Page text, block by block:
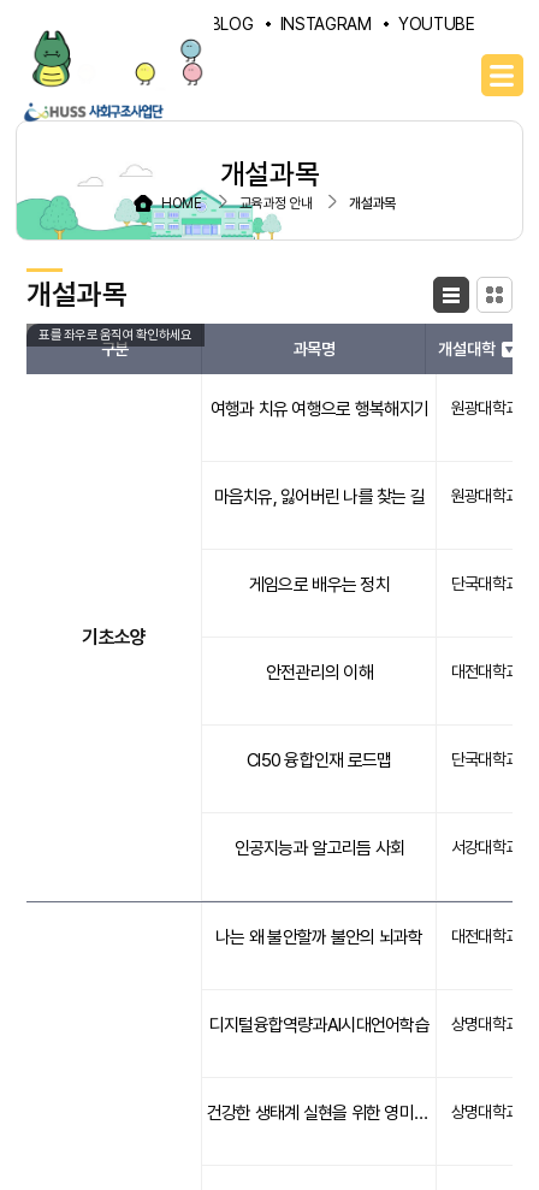
NAVER BLOG INSTAGRAM YOUTUBE
개설과목
HOME 교육과정 안내 개설과목
목록형
개설과목
구분 과목명 개설대학
기초소양
여행과 치유 여행으로 행복해지기 원광대학교
마음치유, 잃어버린 나를 찾는 길 원광대학교
게임으로 배우는 정치 단국대학교
안전관리의 이해 대전대학교
CI50 융합인재 로드맵 단국대학교
인공지능과 알고리듬 사회 서강대학교
나는 왜 불안할까 불안의 뇌과학 대전대학교
디지털융합역량과AI시대언어학습 상명대학교
건강한 생태계 실현을 위한 영미문화의 이해 상명대학교